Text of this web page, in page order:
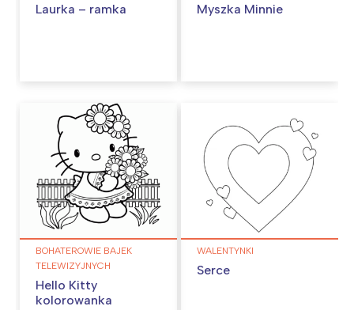
Laurka – ramka Myszka Minnie
BOHATEROWIE BAJEK
TELEWIZYJNYCH
Hello Kitty
kolorowanka
WALENTYNKI
Serce